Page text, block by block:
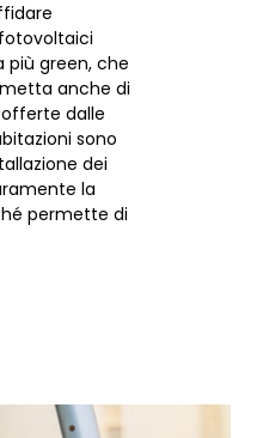
più green, che
anche di
offerte dalle
sono
dei
la
permette di